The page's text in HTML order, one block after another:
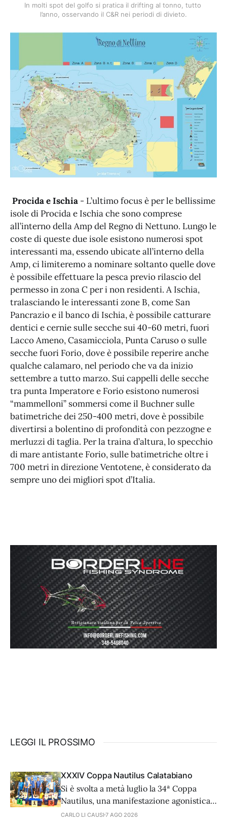
In molti spot del golfo si pratica il drifting al tonno, tutto
l’anno, osservando il C&R nei periodi di divieto.
Procida e Ischia - L’ultimo focus è per le bellissime
isole di Procida e Ischia che sono comprese
all’interno della Amp del Regno di Nettuno. Lungo le
coste di queste due isole esistono numerosi spot
interessanti ma, essendo ubicate all’interno della
Amp, ci limiteremo a nominare soltanto quelle dove
è possibile effettuare la pesca previo rilascio del
permesso in zona C per i non residenti. A Ischia,
tralasciando le interessanti zone B, come San
Pancrazio e il banco di Ischia, è possibile catturare
dentici e cernie sulle secche sui 40-60 metri, fuori
Lacco Ameno, Casamicciola, Punta Caruso o sulle
secche fuori Forio, dove è possibile reperire anche
qualche calamaro, nel periodo che va da inizio
settembre a tutto marzo. Sui cappelli delle secche
tra punta Imperatore e Forio esistono numerosi
“mammelloni” sommersi come il Buchner sulle
batimetriche dei 250-400 metri, dove è possibile
divertirsi a bolentino di profondità con pezzogne e
merluzzi di taglia. Per la traina d’altura, lo specchio
di mare antistante Forio, sulle batimetriche oltre i
700 metri in direzione Ventotene, è considerato da
sempre uno dei migliori spot d’Italia.
LEGGI IL PROSSIMO
XXXIV Coppa Nautilus Calatabiano
Si è svolta a metà luglio la 34ª Coppa
Nautilus, una manifestazione agonistica
di alto livello tecnico che ha visto 81
CARLO LI CAUSI 7 AGO 2026